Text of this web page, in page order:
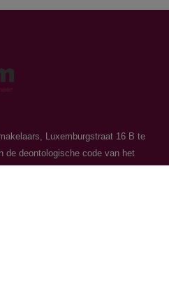
Luxemburgstraat 16 B te
de deontologische code van het